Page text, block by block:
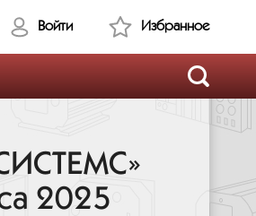
Войти Избранное
2025